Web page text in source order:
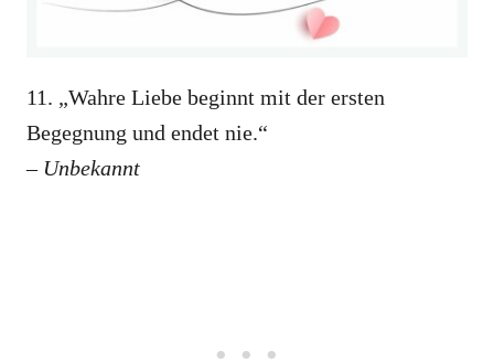
11. „Wahre Liebe beginnt mit der ersten
Begegnung und endet nie.“
– Unbekannt